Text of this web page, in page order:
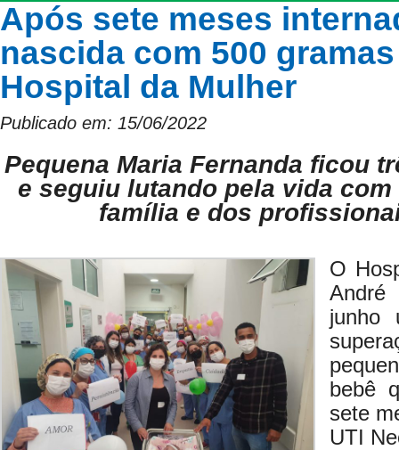
Após sete meses
nascida com 500
Hospital da Mulher
Publicado em: 15/06/2022
Pequena Maria Fernanda ficou
e seguiu lutando pela vida
família e dos
O
André
junho
bebê
sete
UTI